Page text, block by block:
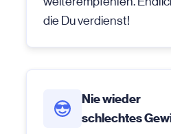
die Du verdienst!
Nie wieder
schlechtes